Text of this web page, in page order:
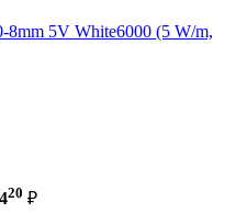
8mm 5V White6000 (5 W/m,
20 ₽